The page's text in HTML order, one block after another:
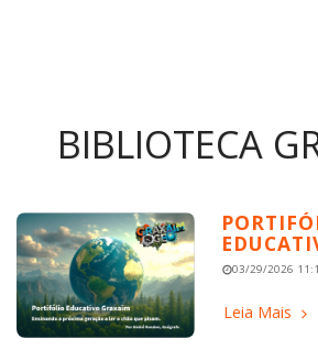
BIBLIOTECA
03/29/2026
Leia Mais